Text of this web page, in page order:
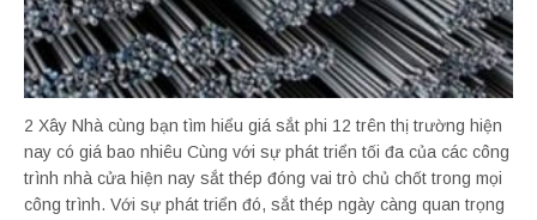
2 Xây Nhà cùng bạn tìm hiểu giá sắt phi 12 trên thị trường hiện
nay có giá bao nhiêu Cùng với sự phát triển tối đa của các công
trình nhà cửa hiện nay sắt thép đóng vai trò chủ chốt trong mọi
công trình. Với sự phát triển đó, sắt thép ngày càng quan trọng